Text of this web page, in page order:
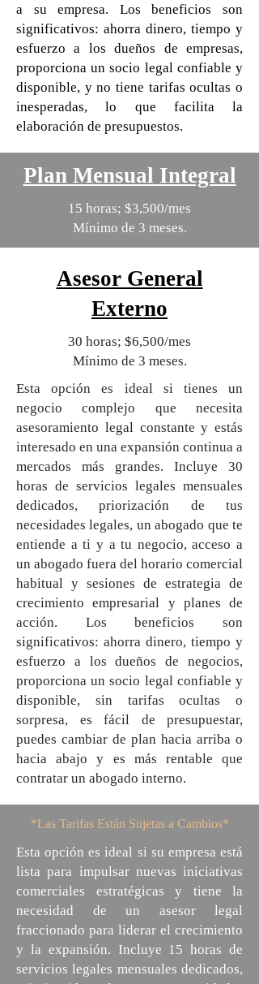
a su empresa. Los beneficios son
significativos: ahorra dinero, tiempo y
esfuerzo a los dueños de empresas,
proporciona un socio legal confiable y
disponible, y no tiene tarifas ocultas o
inesperadas, lo que facilita la
elaboración de presupuestos.
Plan Mensual Integral
15 horas; $3,500/mes
Mínimo de 3 meses.
Asesor General
Externo
30 horas; $6,500/mes
Mínimo de 3 meses.
Esta opción es ideal si tienes un
negocio complejo que necesita
asesoramiento legal constante y estás
interesado en una expansión continua a
mercados más grandes. Incluye 30
horas de servicios legales mensuales
dedicados, priorización de tus
necesidades legales, un abogado que te
entiende a ti y a tu negocio, acceso a
un abogado fuera del horario comercial
habitual y sesiones de estrategia de
crecimiento empresarial y planes de
acción. Los beneficios son
significativos: ahorra dinero, tiempo y
esfuerzo a los dueños de negocios,
proporciona un socio legal confiable y
disponible, sin tarifas ocultas o
sorpresa, es fácil de presupuestar,
puedes cambiar de plan hacia arriba o
hacia abajo y es más rentable que
contratar un abogado interno.
*Las Tarifas Están Sujetas a Cambios*
Esta opción es ideal si su empresa está
lista para impulsar nuevas iniciativas
comerciales estratégicas y tiene la
necesidad de un asesor legal
fraccionado para liderar el crecimiento
y la expansión. Incluye 15 horas de
servicios legales mensuales dedicados,